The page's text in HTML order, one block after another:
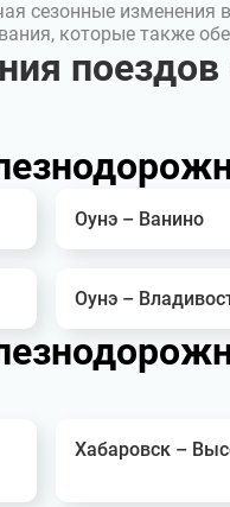
сезонные
которые также
поездов
Оунэ – Ванино
Оунэ –
Хабаровск –